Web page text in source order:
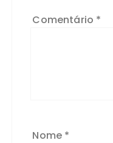
Comentário *
Nome *